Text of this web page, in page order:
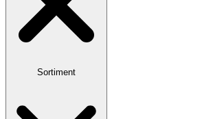
Sortiment